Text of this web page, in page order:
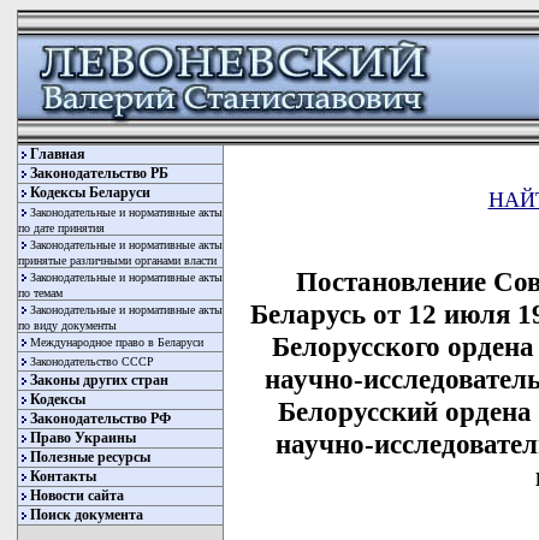
Главная
Законодательство РБ
Кодексы Беларуси
Законодательные и нормативные акты
по дате принятия
Законодательные и нормативные акты
принятые различными органами власти
Законодательные и нормативные акты
по темам
Законодательные и нормативные акты
по виду документы
Международное право в Беларуси
Законодательство СССР
Законы других стран
Кодексы
Законодательство РФ
Право Украины
Полезные ресурсы
Контакты
Новости сайта
Поиск документа
Постановление
Беларусь от 12 июля
Белорусского
научно-
Белорусский
научно-